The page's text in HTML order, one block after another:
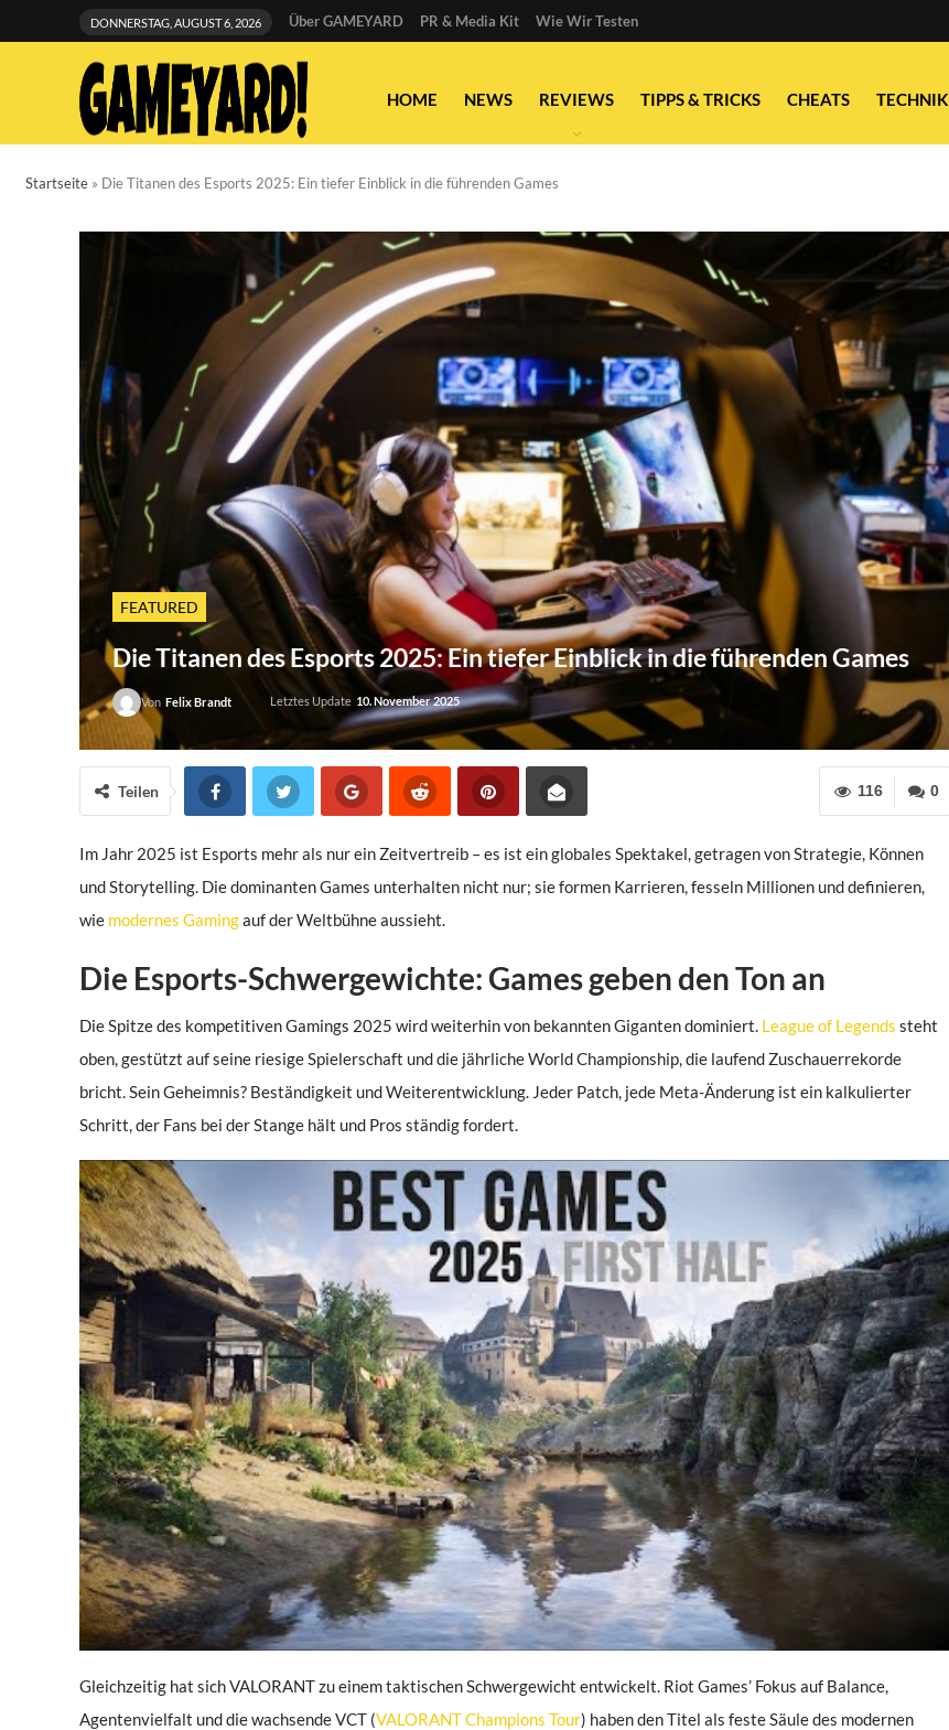
DONNERSTAG, AUGUST 6, 2026 Über GAMEYARD PR & Media Kit Wie Wir Testen
HOME NEWS REVIEWS TIPPS & TRICKS CHEATS TECHNIK
Startseite » Die Titanen des Esports 2025: Ein tiefer Einblick in die führenden Games
FEATURED
Die Titanen des Esports 2025: Ein tiefer Einblick in die führenden Games
Von Felix Brandt Letztes Update 10. November 2025
0
116
Teilen
Im Jahr 2025 ist Esports mehr als nur ein Zeitvertreib – es ist ein globales Spektakel, getragen von Strategie, Können
und Storytelling. Die dominanten Games unterhalten nicht nur; sie formen Karrieren, fesseln Millionen und definieren,
wie modernes Gamingauf der Weltbühne aussieht.
Die Esports-Schwergewichte: Games geben den Ton an
Die Spitze des kompetitiven Gamings 2025 wird weiterhin von bekannten Giganten dominiert. League of Legends steht
oben, gestützt auf seine riesige Spielerschaft und die jährliche World Championship, die laufend Zuschauerrekorde
bricht. Sein Geheimnis? Beständigkeit und Weiterentwicklung. Jeder Patch, jede Meta-Änderung ist ein kalkulierter
Schritt, der Fans bei der Stange hält und Pros ständig fordert.
Gleichzeitig hat sich VALORANT zu einem taktischen Schwergewicht entwickelt. Riot Games’ Fokus auf Balance,
Agentenvielfalt und die wachsende VCT (VALORANT Champions Tour) haben den Titel als feste Säule des modernen